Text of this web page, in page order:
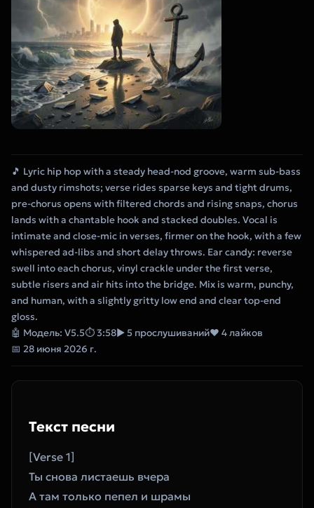
🎵 Lyric hip hop with a steady head-nod groove, warm sub-bass
and dusty rimshots; verse rides sparse keys and tight drums,
pre-chorus opens with filtered chords and rising snaps, chorus
lands with a chantable hook and stacked doubles. Vocal is
intimate and close-mic in verses, firmer on the hook, with a few
whispered ad-libs and short delay throws. Ear candy: reverse
swell into each chorus, vinyl crackle under the first verse,
subtle risers and air hits into the bridge. Mix is warm, punchy,
and human, with a slightly gritty low end and clear top-end
gloss.
🤖 Модель: V5.5⏱ 3:58▶ 5 прослушиваний❤ 4 лайков
📅 28 июня 2026 г.
Текст песни
[Verse 1]
Ты снова листаешь вчера
А там только пепел и шрамы